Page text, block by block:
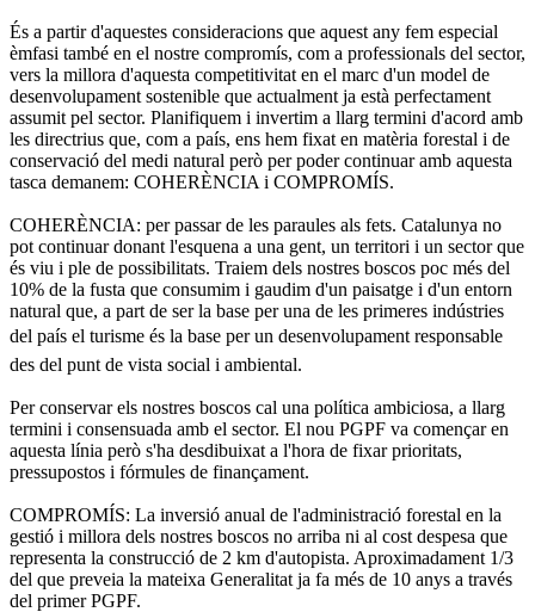
És a partir d'aquestes consideracions que aquest any fem especial
èmfasi també en el nostre compromís, com a professionals del sector,
vers la millora d'aquesta competitivitat en el marc d'un model de
desenvolupament sostenible que actualment ja està perfectament
assumit pel sector. Planifiquem i invertim a llarg termini d'acord amb
les directrius que, com a país, ens hem fixat en matèria forestal i de
conservació del medi natural però per poder continuar amb aquesta
tasca demanem: COHERÈNCIA i COMPROMÍS.
COHERÈNCIA: per passar de les paraules als fets. Catalunya no
pot continuar donant l'esquena a una gent, un territori i un sector que
és viu i ple de possibilitats. Traiem dels nostres boscos poc més del
10% de la fusta que consumim i gaudim d'un paisatge i d'un entorn
natural que, a part de ser la base per una de les primeres indústries
del país el turisme és la base per un desenvolupament responsable
des del punt de vista social i ambiental.
Per conservar els nostres boscos cal una política ambiciosa, a llarg
termini i consensuada amb el sector. El nou PGPF va començar en
aquesta línia però s'ha desdibuixat a l'hora de fixar prioritats,
pressupostos i fórmules de finançament.
COMPROMÍS: La inversió anual de l'administració forestal en la
gestió i millora dels nostres boscos no arriba ni al cost despesa que
representa la construcció de 2 km d'autopista. Aproximadament 1/3
del que preveia la mateixa Generalitat ja fa més de 10 anys a través
del primer PGPF.